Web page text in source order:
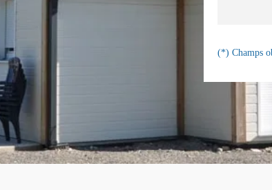
(*) Champs